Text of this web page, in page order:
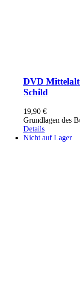
DVD
Schild
19,90 €
Grundlagen des
Details
Nicht auf Lager